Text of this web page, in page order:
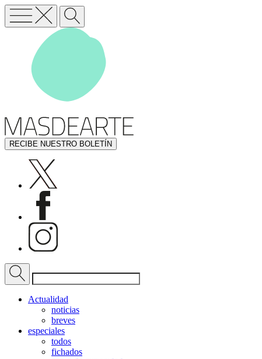
RECIBE NUESTRO BOLETÍN
Actualidad
noticias
breves
especiales
todos
fichados